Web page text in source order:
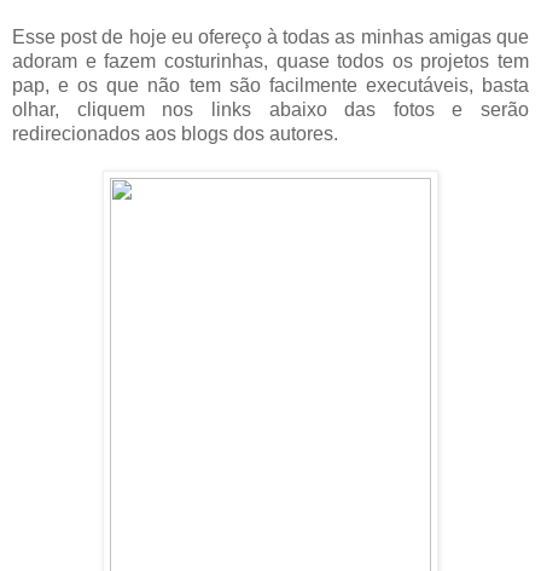
Esse post de hoje eu ofereço à todas as minhas amigas que
adoram e fazem costurinhas, quase todos os projetos tem
pap, e os que não tem são facilmente executáveis, basta
olhar, cliquem nos links abaixo das fotos e serão
redirecionados aos blogs dos autores.